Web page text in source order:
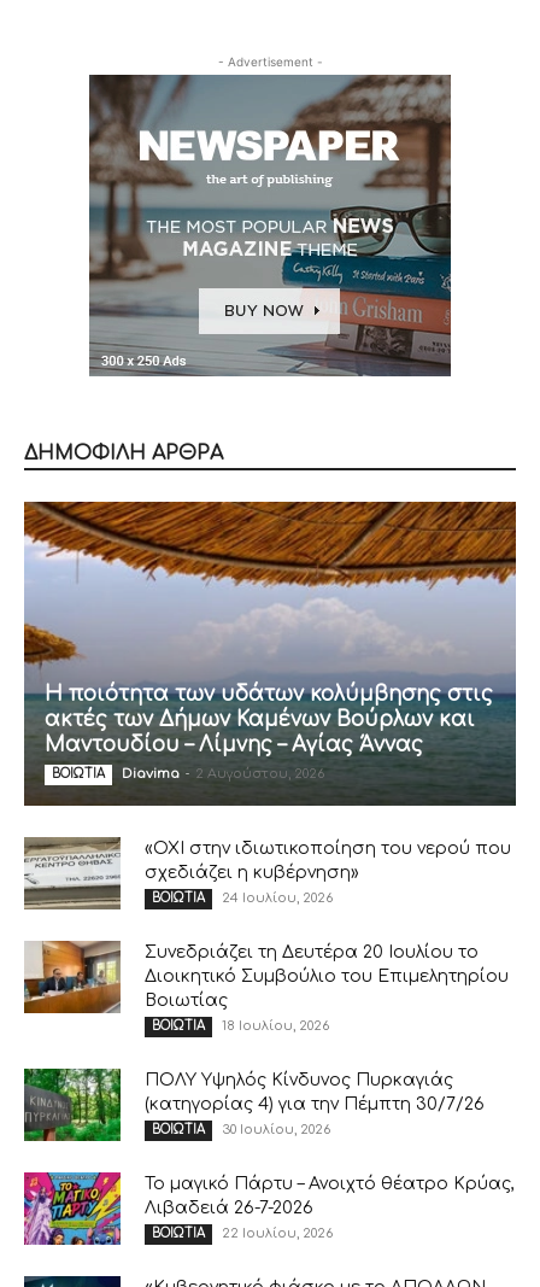
- Advertisement -
ΔΗΜΟΦΙΛΗ ΑΡΘΡΑ
Η ποιότητα των υδάτων κολύμβησης στις
ακτές των Δήμων Καμένων Βούρλων και
Μαντουδίου – Λίμνης – Αγίας Άννας
ΒΟΙΩΤΙΑ Diavima - 2 Αυγούστου, 2026
«ΟΧΙ στην ιδιωτικοποίηση του νερού που
σχεδιάζει η κυβέρνηση»
ΒΟΙΩΤΙΑ 24 Ιουλίου, 2026
Συνεδριάζει τη Δευτέρα 20 Ιουλίου το
Διοικητικό Συμβούλιο του Επιμελητηρίου
Βοιωτίας
ΒΟΙΩΤΙΑ 18 Ιουλίου, 2026
ΠΟΛΥ Υψηλός Κίνδυνος Πυρκαγιάς
(κατηγορίας 4) για την Πέμπτη 30/7/26
ΒΟΙΩΤΙΑ 30 Ιουλίου, 2026
Το μαγικό Πάρτυ – Ανοιχτό θέατρο Κρύας,
Λιβαδειά 26-7-2026
ΒΟΙΩΤΙΑ 22 Ιουλίου, 2026